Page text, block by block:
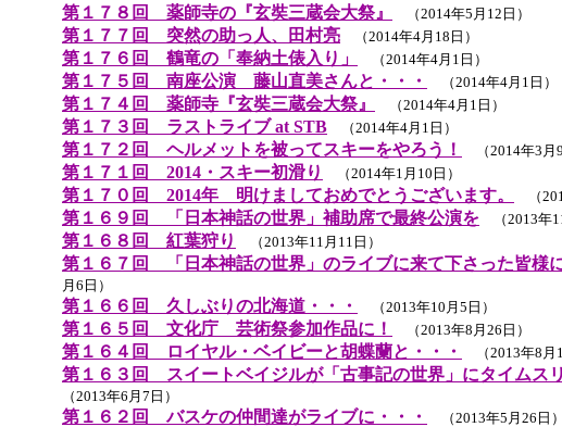
第１７８回 薬師寺の『玄奘三蔵会大祭』 （2014年5月12日）
第１７７回 突然の助っ人、田村亮 （2014年4月18日）
第１７６回 鶴竜の「奉納土俵入り」 （2014年4月1日）
第１７５回 南座公演 藤山直美さんと・・・ （2014年4月1日）
第１７４回 薬師寺『玄奘三蔵会大祭』 （2014年4月1日）
第１７３回 ラストライブ at STB （2014年4月1日）
第１７２回 ヘルメットを被ってスキーをやろう！ （2014年3月9
第１７１回 2014・スキー初滑り （2014年1月10日）
第１７０回 2014年 明けましておめでとうございます。 （
第１６９回 「日本神話の世界」補助席で最終公演を （2013年
第１６８回 紅葉狩り （2013年11月11日）
第１６７回 「日本神話の世界」のライブに来て下さった皆様
月6日）
第１６６回 久しぶりの北海道・・・ （2013年10月5日）
第１６５回 文化庁 芸術祭参加作品に！ （2013年8月26日）
第１６４回 ロイヤル・ベイビーと胡蝶蘭と・・・ （2013年8月
第１６３回 スイートベイジルが「古事記の世界」にタイムス
（2013年6月7日）
第１６２回 バスケの仲間達がライブに・・・ （2013年5月26日）